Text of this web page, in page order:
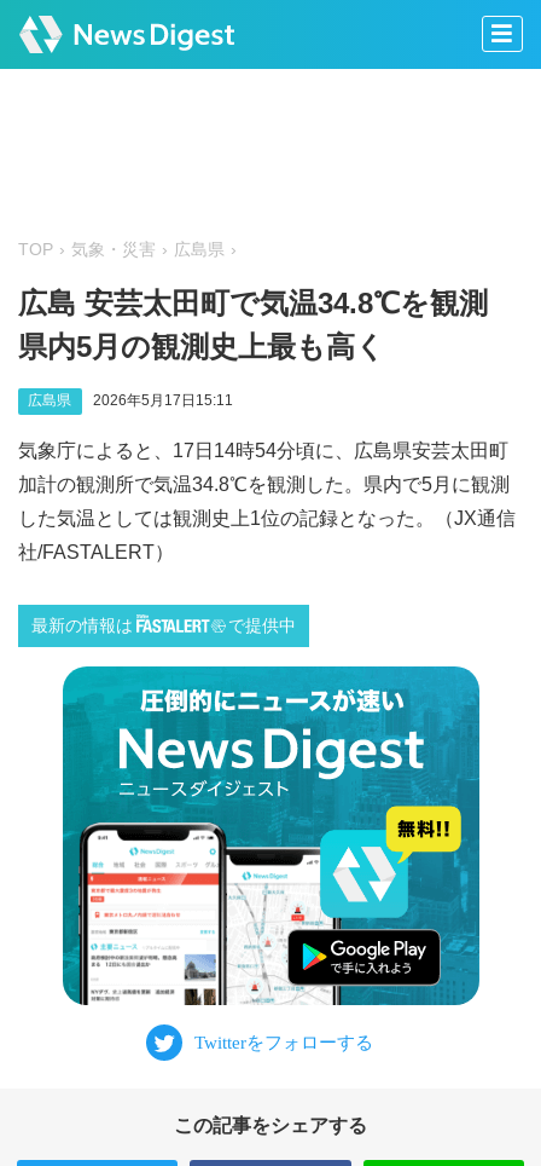
TOP 気象・災害 広島県
広島 安芸太田町で気温34.8℃を観測
県内5月の観測史上最も高く
広島県 2026年5月17日15:11
気象庁によると、17日14時54分頃に、広島県安芸太田町
加計の観測所で気温34.8℃を観測した。県内で5月に観測
した気温としては観測史上1位の記録となった。（JX通信
社/FASTALERT）
最新の情報は で提供中
この記事をシェアする